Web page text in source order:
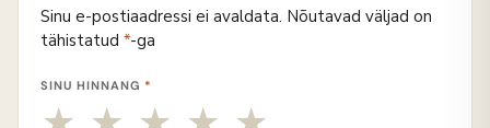
Sinu e-postiaadressi ei avaldata. Nõutavad väljad on
tähistatud *-ga
SINU HINNANG *